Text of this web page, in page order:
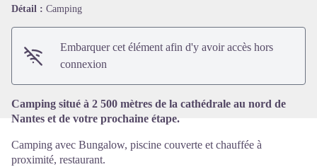
Détail : Camping
Embarquer cet élément afin d'y avoir accès hors
connexion
Camping situé à 2 500 mètres de la cathédrale au nord de
Nantes et de votre prochaine étape.
Camping avec Bungalow, piscine couverte et chauffée à
proximité, restaurant.